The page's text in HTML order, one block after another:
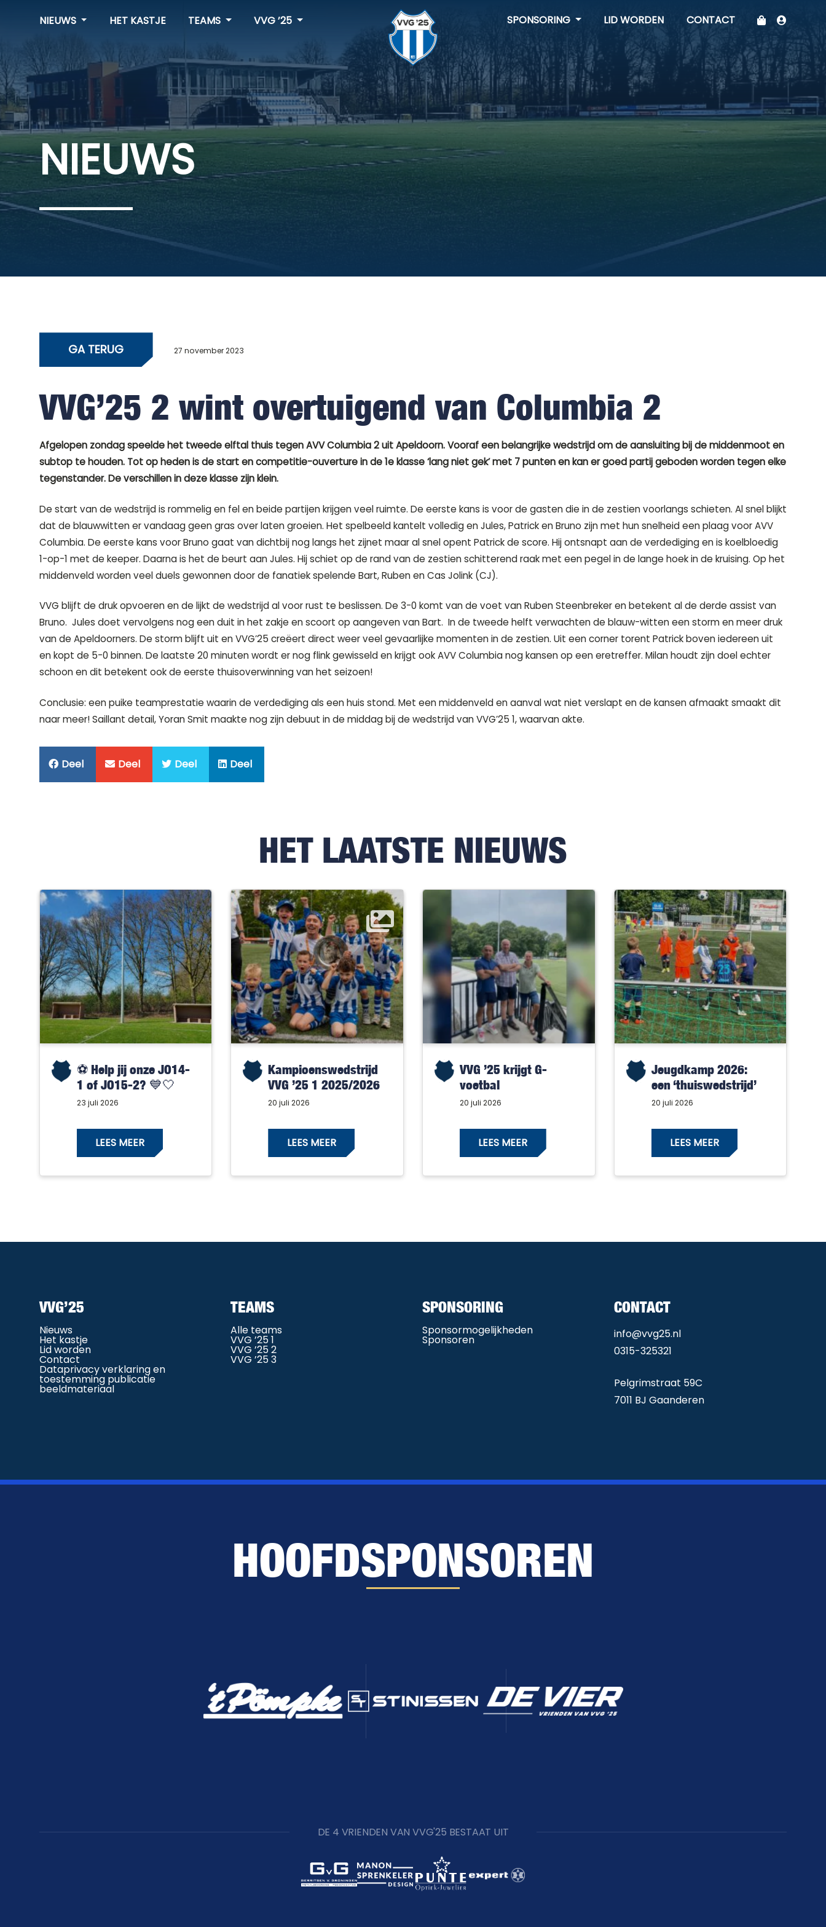
NIEUWS HET KASTJE TEAMS VVG ’25 SPONSORING LID WORDEN CONTACT
NIEUWS
GA TERUG 27 november 2023
VVG’25 2 wint overtuigend van Columbia 2
Afgelopen zondag speelde het tweede elftal thuis tegen AVV Columbia 2 uit Apeldoorn. Vooraf een belangrijke wedstrijd om de aansluiting bij de middenmoot en
subtop te houden. Tot op heden is de start en competitie-ouverture in de 1e klasse ‘lang niet gek’ met 7 punten en kan er goed partij geboden worden tegen elke
tegenstander. De verschillen in deze klasse zijn klein.
De start van de wedstrijd is rommelig en fel en beide partijen krijgen veel ruimte. De eerste kans is voor de gasten die in de zestien voorlangs schieten. Al snel blijkt
dat de blauwwitten er vandaag geen gras over laten groeien. Het spelbeeld kantelt volledig en Jules, Patrick en Bruno zijn met hun snelheid een plaag voor AVV
Columbia. De eerste kans voor Bruno gaat van dichtbij nog langs het zijnet maar al snel opent Patrick de score. Hij ontsnapt aan de verdediging en is koelbloedig
1-op-1 met de keeper. Daarna is het de beurt aan Jules. Hij schiet op de rand van de zestien schitterend raak met een pegel in de lange hoek in de kruising. Op het
middenveld worden veel duels gewonnen door de fanatiek spelende Bart, Ruben en Cas Jolink (CJ).
VVG blijft de druk opvoeren en de lijkt de wedstrijd al voor rust te beslissen. De 3-0 komt van de voet van Ruben Steenbreker en betekent al de derde assist van
Bruno. Jules doet vervolgens nog een duit in het zakje en scoort op aangeven van Bart. In de tweede helft verwachten de blauw-witten een storm en meer druk
van de Apeldoorners. De storm blijft uit en VVG’25 creëert direct weer veel gevaarlijke momenten in de zestien. Uit een corner torent Patrick boven iedereen uit
en kopt de 5-0 binnen. De laatste 20 minuten wordt er nog flink gewisseld en krijgt ook AVV Columbia nog kansen op een eretreffer. Milan houdt zijn doel echter
schoon en dit betekent ook de eerste thuisoverwinning van het seizoen!
Conclusie: een puike teamprestatie waarin de verdediging als een huis stond. Met een middenveld en aanval wat niet verslapt en de kansen afmaakt smaakt dit
naar meer! Saillant detail, Yoran Smit maakte nog zijn debuut in de middag bij de wedstrijd van VVG’25 1, waarvan akte.
Deel Deel Deel Deel
HET LAATSTE NIEUWS
⚽️ Help jij onze JO14-
1 of JO15-2? 💙🤍
23 juli 2026
LEES MEER
Kampioenswedstrijd
VVG ’25 1 2025/2026
20 juli 2026
LEES MEER
VVG ’25 krijgt G-
voetbal
20 juli 2026
LEES MEER
Jeugdkamp 2026:
een ‘thuiswedstrijd’
met alleen maar
20 juli 2026
LEES MEER
VVG’25
Nieuws
Het kastje
Lid worden
Contact
Dataprivacy verklaring en
toestemming publicatie
beeldmateriaal
TEAMS
Alle teams
VVG ’25 1
VVG ’25 2
VVG ’25 3
SPONSORING
Sponsormogelijkheden
Sponsoren
CONTACT
info@vvg25.nl
0315-325321
Pelgrimstraat 59C
7011 BJ Gaanderen
HOOFDSPONSOREN
DE 4 VRIENDEN VAN VVG'25 BESTAAT UIT